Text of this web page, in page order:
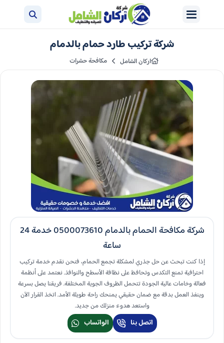
شركة تركيب طارد حمام بالدمام
اركان الشامل مكافحة حشرات
شركة مكافحة الحمام بالدمام 0500073610 خدمة 24
ساعة
إذا كنت تبحث عن حل جذري لمشكلة تجمع الحمام، فنحن نقدم خدمة تركيب
احترافية تمنع التكدس وتحافظ على نظافة الأسطح والنوافذ. نعتمد على أنظمة
فعالة وخامات عالية الجودة تتحمل الظروف الجوية المختلفة. فريقنا يصل بسرعة
وينفذ العمل بدقة مع ضمان حقيقي يمنحك راحة طويلة الأمد. اتخذ القرار الآن
واستعد هدوء منزلك من جديد.
اتصل بنا الواتساب